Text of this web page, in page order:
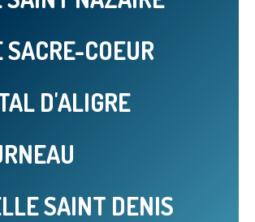
SACRE-COEUR
D'ALIGRE
SAINT DENIS